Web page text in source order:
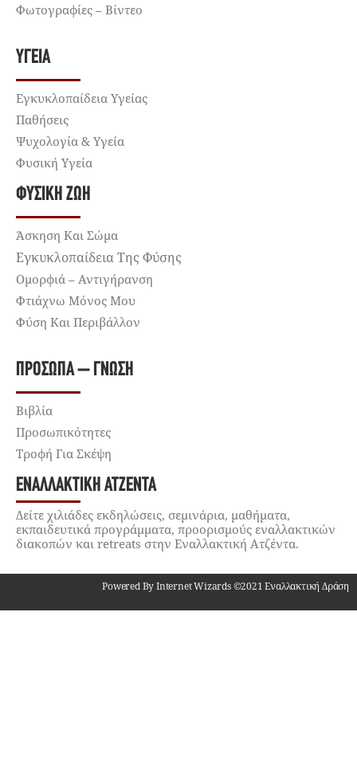
Φωτογραφίες – Βίντεο
ΥΓΕΊΑ
Εγκυκλοπαίδεια Υγείας
Παθήσεις
Ψυχολογία & Υγεία
Φυσική Υγεία
ΦΥΣΙΚΉ ΖΩΉ
Άσκηση Και Σώμα
Εγκυκλοπαίδεια Της Φύσης
Ομορφιά – Αντιγήρανση
Φτιάχνω Μόνος Μου
Φύση Και Περιβάλλον
ΠΡΌΣΩΠΑ – ΓΝΏΣΗ
Βιβλία
Προσωπικότητες
Τροφή Για Σκέψη
ΕΝΑΛΛΑΚΤΙΚΉ ΑΤΖΈΝΤΑ
Δείτε χιλιάδες εκδηλώσεις, σεμινάρια, μαθήματα,
εκπαιδευτικά προγράμματα, προορισμούς εναλλακτικών
διακοπών και retreats στην Εναλλακτική Ατζέντα.
Powered By Internet Wizards ©2021 Εναλλακτική Δράση